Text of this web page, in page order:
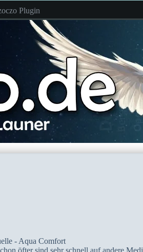
Plugin
- Aqua Comfort
öfter sind sehr schnell auf andere